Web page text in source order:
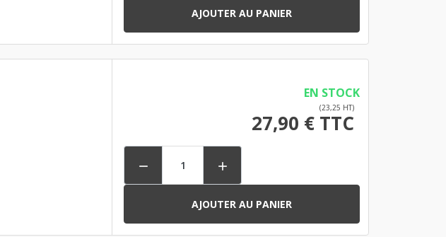
AJOUTER AU PANIER
EN STOCK
(23,25 HT)
27,90 € TTC
 
AJOUTER AU PANIER